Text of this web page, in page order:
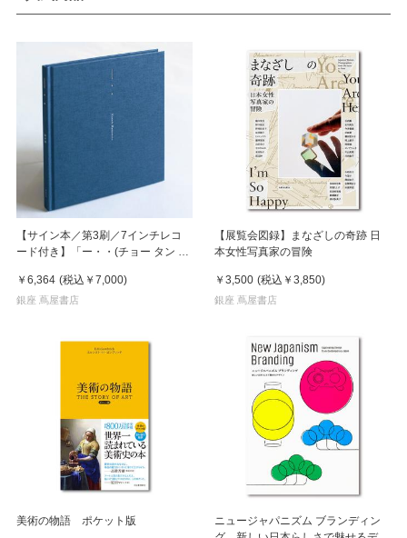
【サイン本／第3刷／7インチレコ
ード付き】「ー・・(チョー タン タ
￥6,364 (税込 ￥7,000)
銀座 蔦屋書店
【展覧会図録】まなざしの奇跡 日
本女性写真家の冒険
￥3,500 (税込 ￥3,850)
銀座 蔦屋書店
美術の物語 ポケット版
ニュージャパニズム ブランディン